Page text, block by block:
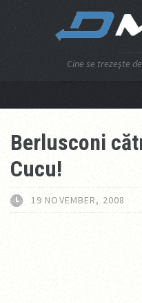
Cine se trezeşte
Berlusconi
Cucu!
19 NOVEMBER, 2008